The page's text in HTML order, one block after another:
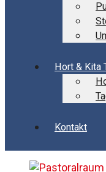
Hort & Kita
Kontakt